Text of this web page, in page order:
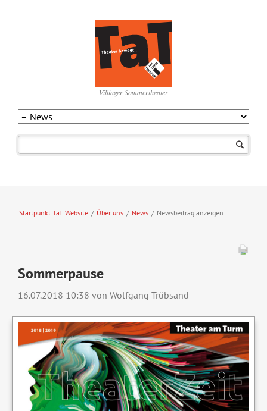
Villinger Sommertheater
Startpunkt TaT Website / Über uns / News / Newsbeitrag anzeigen
Sommerpause
16.07.2018 10:38 von Wolfgang Trübsand